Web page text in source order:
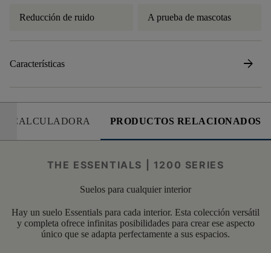
Reducción de ruido A prueba de mascotas
Características arrow_forward
CALCULADORA PRODUCTOS RELACIONADOS
THE ESSENTIALS | 1200 SERIES
Suelos para cualquier interior
Hay un suelo Essentials para cada interior. Esta colección versátil
y completa ofrece infinitas posibilidades para crear ese aspecto
único que se adapta perfectamente a sus espacios.